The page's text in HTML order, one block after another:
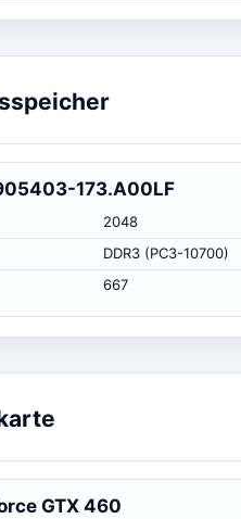
173.A00LF
2048
DDR3 (PC3-10700)
667
GTX 460